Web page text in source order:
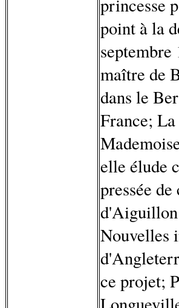
point à la
maître de
dans le
France;
elle élude
pressée
d'Aiguillon
Nouvelles
ce projet;